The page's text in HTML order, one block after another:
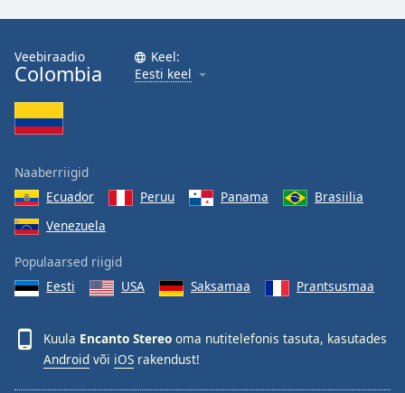
Veebiraadio
Colombia
Keel:
Eesti keel
Naaberriigid
Ecuador
Peruu Panama
Brasiilia
Venezuela
Populaarsed riigid
Eesti
USA Saksamaa Prantsusmaa
Kuula Encanto Stereo oma nutitelefonis tasuta, kasutades
Android või iOS rakendust!